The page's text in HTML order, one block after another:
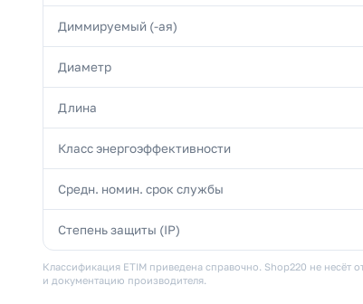
Диммируемый (-ая)
Диаметр
Длина
Класс энергоэффективности
Средн. номин. срок службы
Степень защиты (IP)
Классификация ETIM приведена справочно. Shop220 не несёт
и документацию производителя.